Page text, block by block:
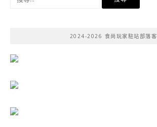
2024-2026 食尚玩家駐站部落客